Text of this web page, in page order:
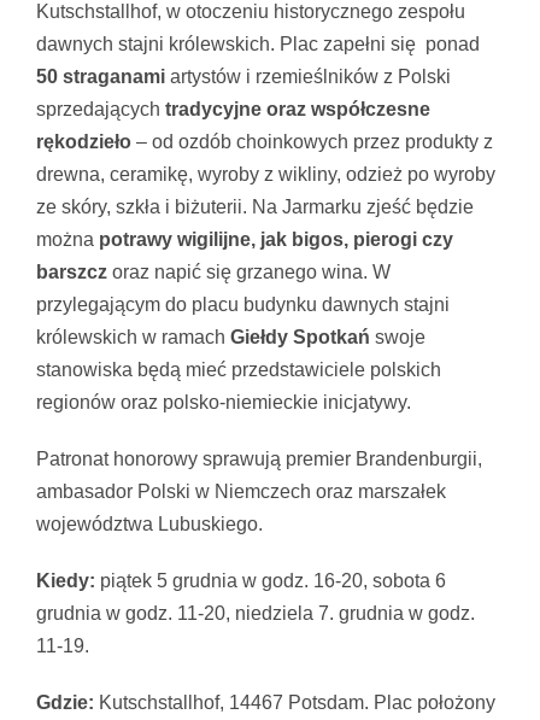
Kutschstallhof, w otoczeniu historycznego zespołu
dawnych stajni królewskich. Plac zapełni się ponad
50 straganami artystów i rzemieślników z Polski
sprzedających tradycyjne oraz współczesne
rękodzieło – od ozdób choinkowych przez produkty z
drewna, ceramikę, wyroby z wikliny, odzież po wyroby
ze skóry, szkła i biżuterii. Na Jarmarku zjeść będzie
można potrawy wigilijne, jak bigos, pierogi czy
barszcz oraz napić się grzanego wina. W
przylegającym do placu budynku dawnych stajni
królewskich w ramach Giełdy Spotkań swoje
stanowiska będą mieć przedstawiciele polskich
regionów oraz polsko-niemieckie inicjatywy.
Patronat honorowy sprawują premier Brandenburgii,
ambasador Polski w Niemczech oraz marszałek
województwa Lubuskiego.
Kiedy: piątek 5 grudnia w godz. 16-20, sobota 6
grudnia w godz. 11-20, niedziela 7. grudnia w godz.
11-19.
Gdzie: Kutschstallhof, 14467 Potsdam. Plac położony